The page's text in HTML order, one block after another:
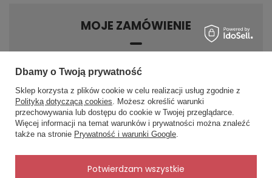
MOJE ZAMÓWIENIE
Status zamówienia
Śledzenie przesyłki
Chcę zareklamować produkt
Chcę zwrócić produkt
Kontakt
×
✨ Asystent zakupowy
Napisz czego szukasz — pokażę
gotowe propozycje.
Dbamy o Twoją prywatność
Sklep korzysta z plików cookie w celu realizacji usług zgodnie z
Polityką dotyczącą cookies. Możesz określić warunki
przechowywania lub dostępu do cookie w Twojej przeglądarce.
Więcej informacji na temat warunków i prywatności można znaleźć
także na stronie Prywatność i warunki Google.
Potwierdzam wszystkie